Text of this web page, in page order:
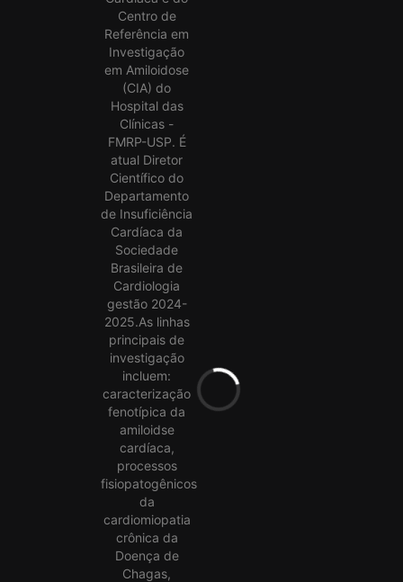
Centro de
Referência em
Investigação
em Amiloidose
(CIA) do
Hospital das
Clínicas -
FMRP-USP. É
atual Diretor
Científico do
Departamento
de Insuficiência
Cardíaca da
Sociedade
Brasileira de
Cardiologia
gestão 2024-
2025.As linhas
principais de
investigação
incluem:
caracterização
fenotípica da
amiloidse
cardíaca,
processos
fisiopatogênicos
da
cardiomiopatia
crônica da
Doença de
Chagas,